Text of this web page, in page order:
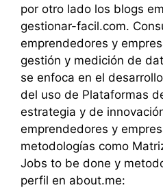
por otro lado los blogs
gestionar-facil.com.
emprendedores y
gestión y medición de
se enfoca en el
del uso de Plataformas
estrategia y de
emprendedores y
metodologías como
Jobs to be done y
perfil en about.me: